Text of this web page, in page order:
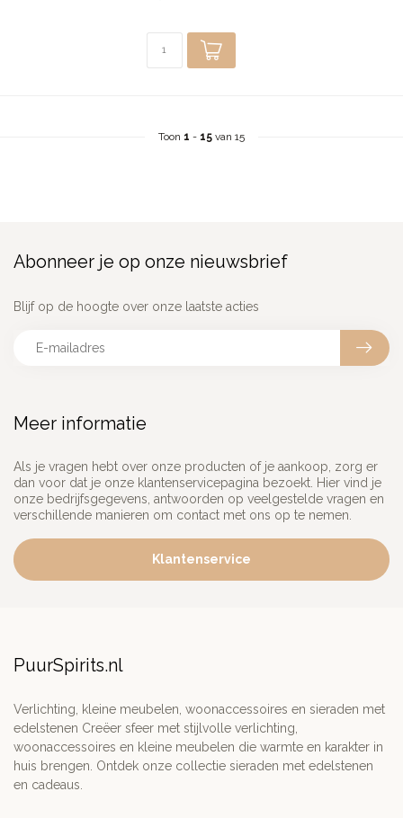
Toon 1 - 15 van 15
Meer informatie
Als je vragen hebt over onze producten of je aankoop, zorg er
dan voor dat je onze klantenservicepagina bezoekt. Hier vind je
onze bedrijfsgegevens, antwoorden op veelgestelde vragen en
verschillende manieren om contact met ons op te nemen.
Klantenservice
Abonneer je op onze nieuwsbrief
Blijf op de hoogte over onze laatste acties
PuurSpirits.nl
Verlichting, kleine meubelen, woonaccessoires en sieraden met
edelstenen Creëer sfeer met stijlvolle verlichting,
woonaccessoires en kleine meubelen die warmte en karakter in
huis brengen. Ontdek onze collectie sieraden met edelstenen
en cadeaus.